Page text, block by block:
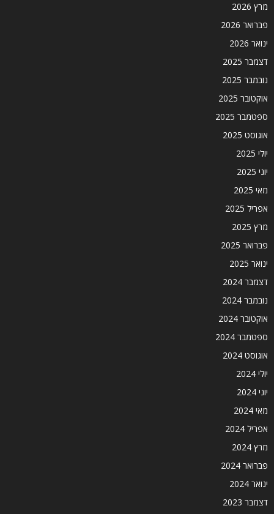
מרץ 2026
פברואר 2026
ינואר 2026
דצמבר 2025
נובמבר 2025
אוקטובר 2025
ספטמבר 2025
אוגוסט 2025
יולי 2025
יוני 2025
מאי 2025
אפריל 2025
מרץ 2025
פברואר 2025
ינואר 2025
דצמבר 2024
נובמבר 2024
אוקטובר 2024
ספטמבר 2024
אוגוסט 2024
יולי 2024
יוני 2024
מאי 2024
אפריל 2024
מרץ 2024
פברואר 2024
ינואר 2024
דצמבר 2023